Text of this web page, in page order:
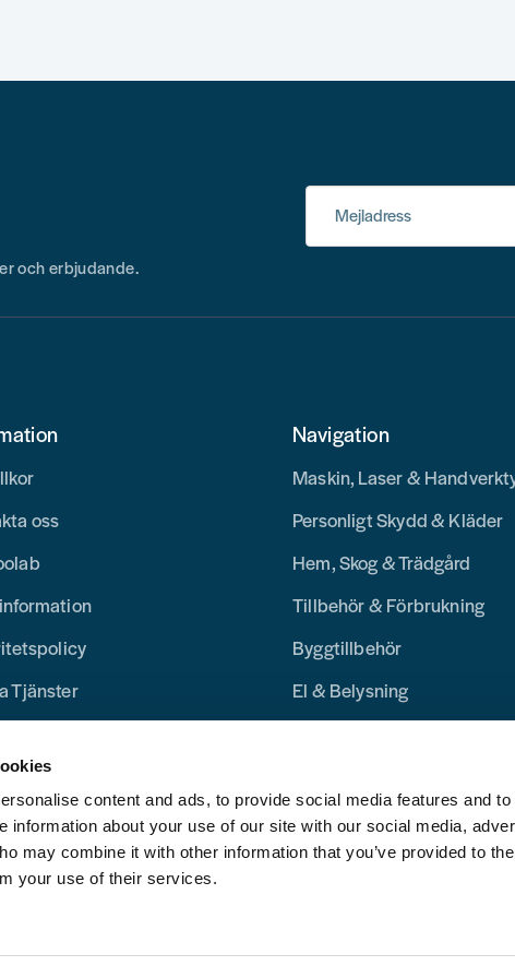
content and ads, to provide social media features and
information about your use of our site with our social media,
may combine it with other information that you’ve provided to
your use of their services.
Mejladress
och erbjudande.
oss
Tjänster
Navigation
Maskin, Laser &
Personligt Skydd & Kläder
Hem, Skog & Trädgård
Tillbehör & Förbrukning
Byggtillbehör
El & Belysning